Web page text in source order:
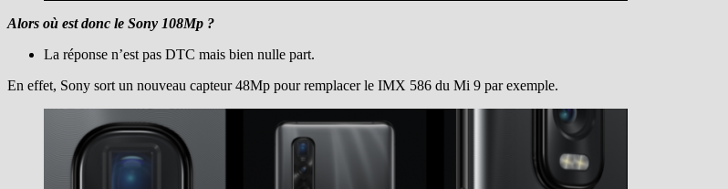
Alors où est donc le Sony 108Mp ?
La réponse n’est pas DTC mais bien nulle part.
En effet, Sony sort un nouveau capteur 48Mp pour remplacer le IMX 586 du Mi 9 par exemple.